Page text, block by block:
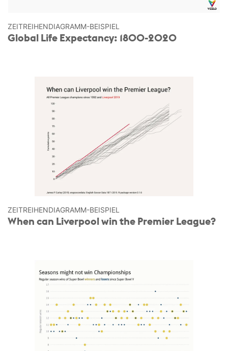
ZEITREIHEN­DIAGRAMM-BEISPIEL
Global Life Expectancy: 1800-2020
ZEITREIHEN­DIAGRAMM-BEISPIEL
When can Liverpool win the Premier League?